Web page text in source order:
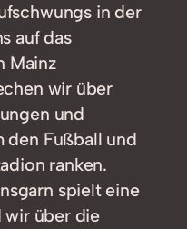
in der
auf das
Mainz
wir über
und
den Fußball und
ranken.
spielt eine
wir über die